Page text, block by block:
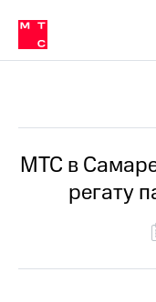
Медиа-центр
и акционерам
Устойчивое развитие
Комплаенс и деловая
компании
Карьера
История
компании
в МТС
Пресс-
релизы
о
МТС в
регату